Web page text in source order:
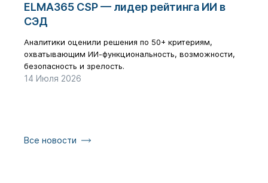
ELMA365 CSP — лидер рейтинга ИИ в
СЭД
Аналитики оценили решения по 50+ критериям,
охватывающим ИИ-функциональность, возможности,
безопасность и зрелость.
14 Июля 2026
Все новости